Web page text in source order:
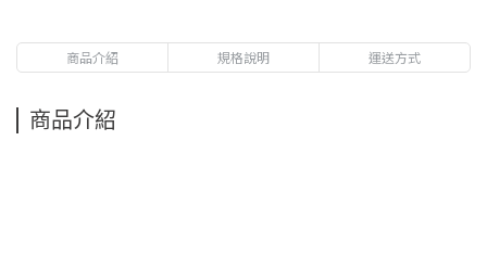
商品介紹 規格說明 運送方式
商品介紹